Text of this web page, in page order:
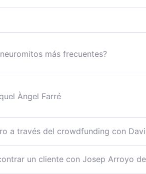
más frecuentes?
Àngel Farré
a través del crowdfunding con
un cliente con Josep Arroyo de